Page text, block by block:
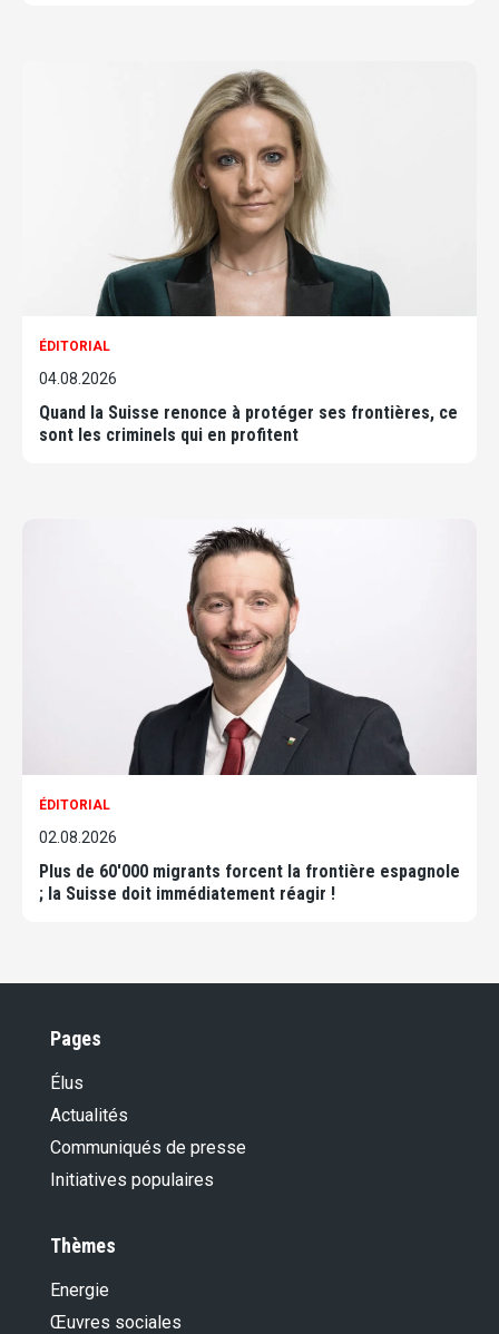
ÉDITORIAL
04.08.2026
Quand la Suisse renonce à protéger ses frontières, ce
sont les criminels qui en profitent
ÉDITORIAL
02.08.2026
Plus de 60'000 migrants forcent la frontière espagnole
; la Suisse doit immédiatement réagir !
Pages
Élus
Actualités
Communiqués de presse
Initiatives populaires
Thèmes
Energie
Œuvres sociales